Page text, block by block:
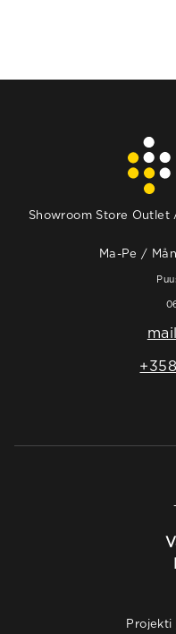
Showroom Store
Ma-Pe /
Projekti